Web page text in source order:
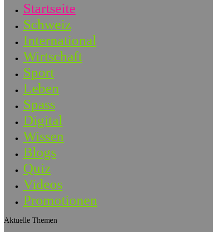
Startseite
Schweiz
International
Wirtschaft
Sport
Leben
Spass
Digital
Wissen
Blogs
Quiz
Videos
Promotionen
Aktuelle Themen